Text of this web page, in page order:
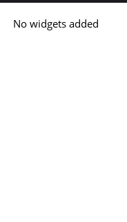
No widgets added